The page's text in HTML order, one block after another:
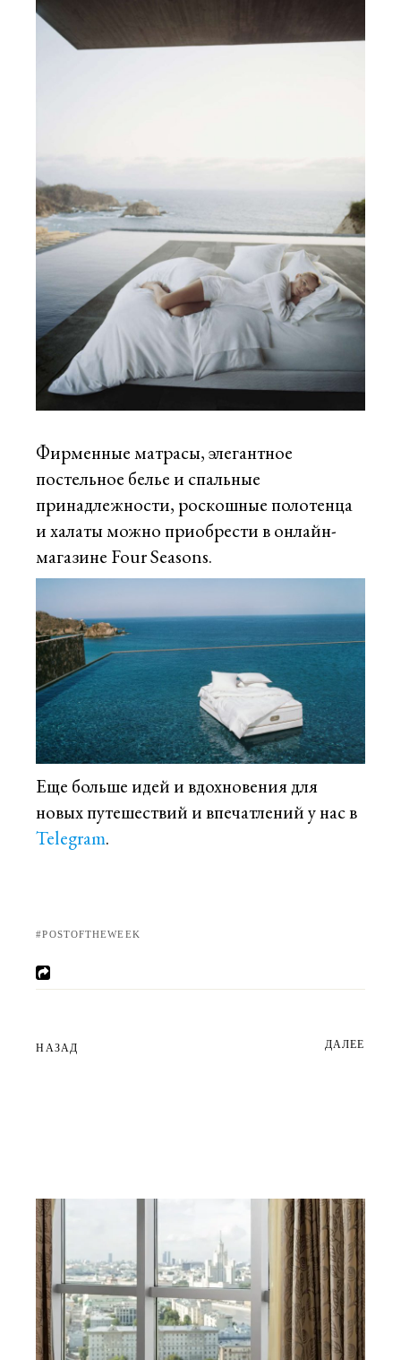
Фирменные матрасы, элегантное
постельное белье и спальные
принадлежности, роскошные полотенца
и халаты можно приобрести в онлайн-
магазине Four Seasons.
Еще больше идей и вдохновения для
новых путешествий и впечатлений у нас в
Telegram.
POSTOFTHEWEEK
НАЗАД ДАЛЕЕ